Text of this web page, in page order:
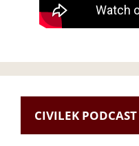
CIVILEK PODCAST